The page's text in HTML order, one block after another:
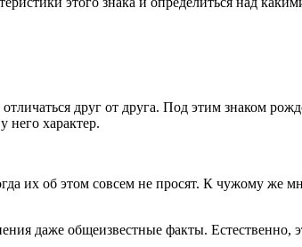
друг от друга. Под этим знаком
него характер.
их об этом совсем не просят. К чужому же
даже общеизвестные факты. Естественно,